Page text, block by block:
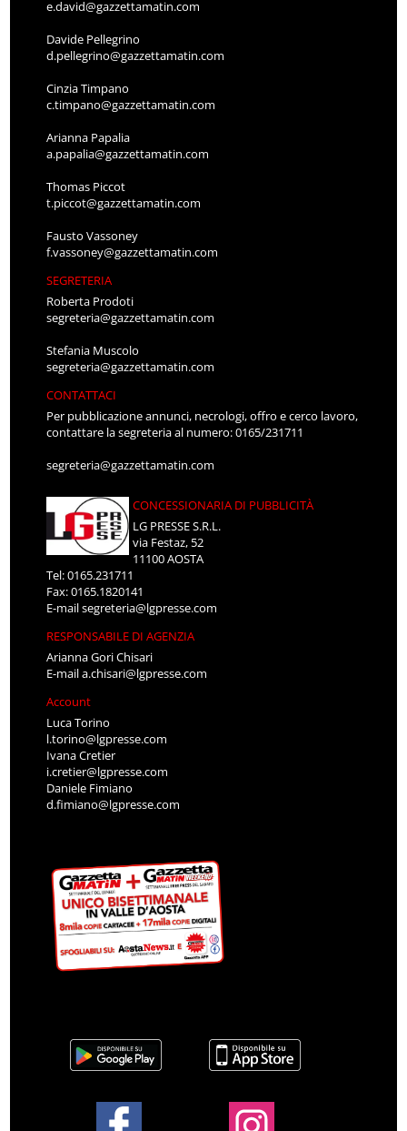
e.david@gazzettamatin.com
Davide Pellegrino
d.pellegrino@gazzettamatin.com
Cinzia Timpano
c.timpano@gazzettamatin.com
Arianna Papalia
a.papalia@gazzettamatin.com
Thomas Piccot
t.piccot@gazzettamatin.com
Fausto Vassoney
f.vassoney@gazzettamatin.com
SEGRETERIA
Roberta Prodoti
segreteria@gazzettamatin.com
Stefania Muscolo
segreteria@gazzettamatin.com
CONTATTACI
Per pubblicazione annunci, necrologi, offro e cerco lavoro,
contattare la segreteria al numero: 0165/231711
segreteria@gazzettamatin.com
CONCESSIONARIA DI PUBBLICITÀ
LG PRESSE S.R.L.
via Festaz, 52
11100 AOSTA
Tel: 0165.231711
Fax: 0165.1820141
E-mailsegreteria@lgpresse.com
RESPONSABILE DI AGENZIA
Arianna Gori Chisari
E-maila.chisari@lgpresse.com
Account
Luca Torino
l.torino@lgpresse.com
Ivana Cretier
i.cretier@lgpresse.com
Daniele Fimiano
d.fimiano@lgpresse.com